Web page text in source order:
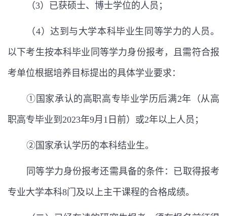
（3）已获硕士、博士学位的人员；
（4）达到与大学本科毕业生同等学力的人员。
以下考生按本科毕业同等学力身份报考，且需符合报
考单位根据培养目标提出的具体学业要求：
①国家承认的高职高专毕业学历后满2年（从高
职高专毕业到 2023年9月 1 日前）或2年以上人员；
②国家承认学历的本科结业生。
同等学力身份报考还需具备的条件：已取得报考
专业大学本科8门及以上主干课程的合格成绩。